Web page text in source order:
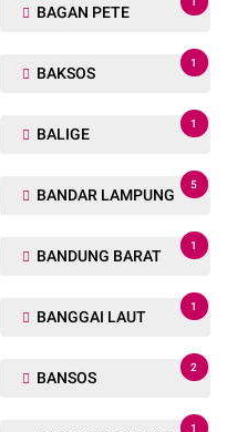
BAGAN PETE
BAKSOS
1
BALIGE
1
BANDAR LAMPUNG
5
BANDUNG BARAT
1
BANGGAI LAUT
1
BANSOS
2
1